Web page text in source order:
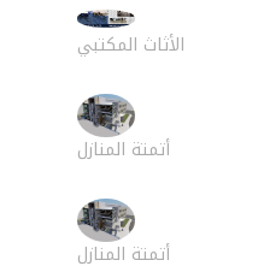
الأثاث المكتبي
أتمتة المنازل
أتمتة المنازل